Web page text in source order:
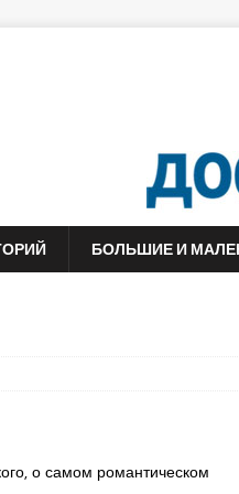
БОЛЬШИЕ И
о самом романтическом